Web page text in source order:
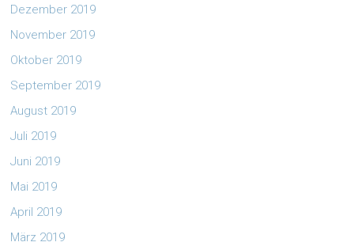
Dezember 2019
November 2019
Oktober 2019
September 2019
August 2019
Juli 2019
Juni 2019
Mai 2019
April 2019
März 2019